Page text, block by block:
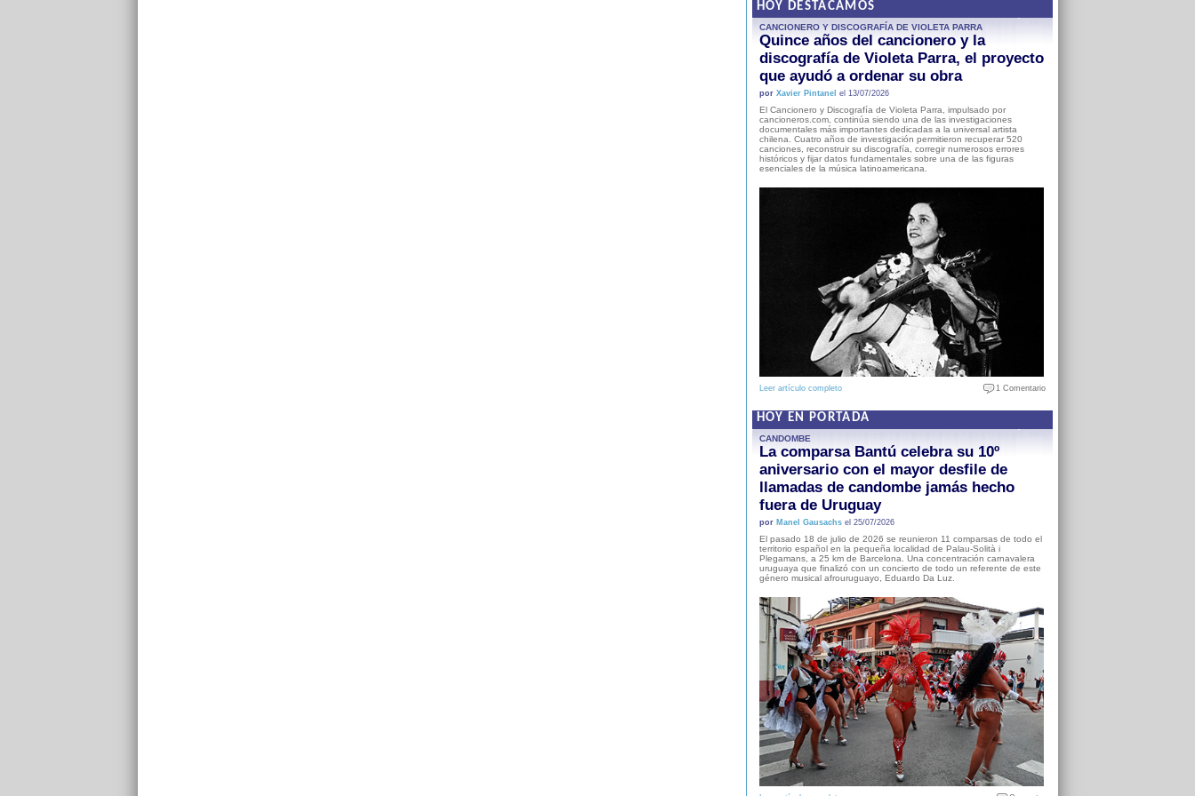
HOY DESTACAMOS
CANCIONERO Y DISCOGRAFÍA DE VIOLETA PARRA
Quince años del cancionero y la
discografía de Violeta Parra, el proyecto
que ayudó a ordenar su obra
por Xavier Pintanel el 13/07/2026
El Cancionero y Discografía de Violeta Parra, impulsado por
cancioneros.com, continúa siendo una de las investigaciones
documentales más importantes dedicadas a la universal artista
chilena. Cuatro años de investigación permitieron recuperar 520
canciones, reconstruir su discografía, corregir numerosos errores
históricos y fijar datos fundamentales sobre una de las figuras
esenciales de la música latinoamericana.
Leer artículo completo 1 Comentario
HOY EN PORTADA
CANDOMBE
La comparsa Bantú celebra su 10º
aniversario con el mayor desfile de
llamadas de candombe jamás hecho
fuera de Uruguay
por Manel Gausachsel 25/07/2026
El pasado 18 de julio de 2026 se reunieron 11 comparsas de todo el
territorio español en la pequeña localidad de Palau-Solità i
Plegamans, a 25 km de Barcelona. Una concentración carnavalera
uruguaya que finalizó con un concierto de todo un referente de este
género musical afrouruguayo, Eduardo Da Luz.